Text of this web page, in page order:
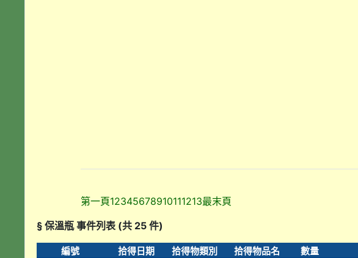
第一頁12345678910111213最末頁
§ 保溫瓶 事件列表 (共 25 件)
編號 拾得日期 拾得物類別 拾得物品名 數量